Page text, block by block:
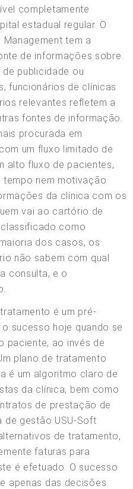
completamente
estadual regular. O
tem a
de informações sobre
publicidade ou
funcionários de clínicas
relevantes refletem a
fontes de informação.
procurada em
um fluxo limitado de
alto fluxo de pacientes,
nem motivação
da clínica com os
vai ao cartório de
como
dos casos, os
não sabem com qual
consulta, e o
é um pré-
sucesso hoje quando se
paciente, ao invés de
plano de tratamento
é um algoritmo claro de
da clínica, bem como
de prestação de
de gestão USU-Soft
de tratamento,
faturas para
é efetuado. O sucesso
apenas das decisões